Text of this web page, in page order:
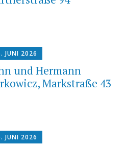
JUNI 2026
und Hermann
Markstraße 43
JUNI 2026